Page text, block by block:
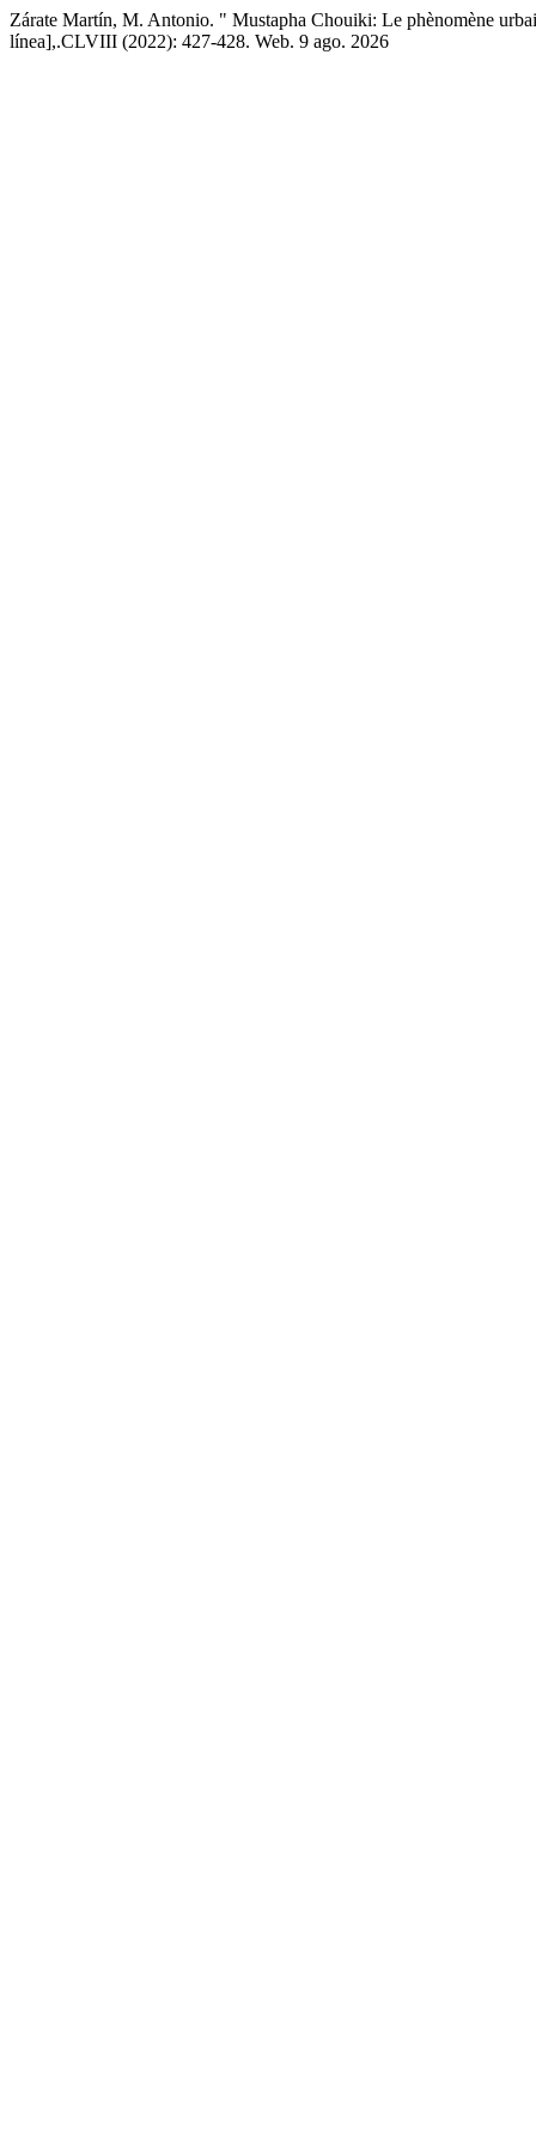
Zárate Martín, M. Antonio. " Mustapha Chouiki: Le phènomène
línea],.CLVIII (2022): 427-428. Web. 9 ago. 2026